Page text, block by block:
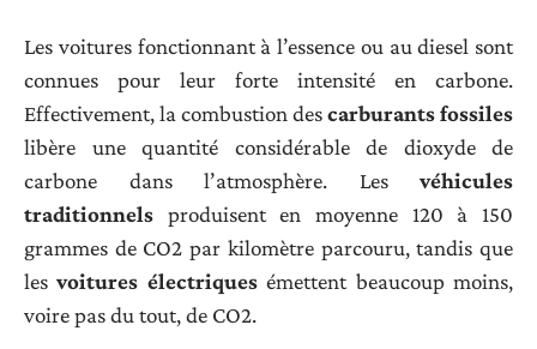
Les voitures fonctionnant à l’essence ou au diesel sont
connues pour leur forte intensité en carbone.
Effectivement, la combustion descarburants fossiles
libère une quantité considérable de dioxyde de
carbone dans l’atmosphère. Les véhicules
traditionnels produisent en moyenne 120 à 150
grammes de CO2 par kilomètre parcouru, tandis que
lesvoitures électriquesémettent beaucoup moins,
voire pas du tout, de CO2.